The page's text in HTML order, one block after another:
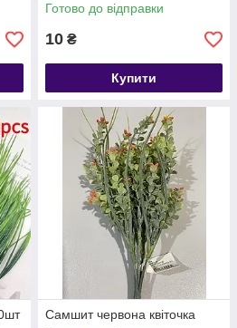
Готово до відправки
10 ₴
Купити
Самшит червона квіточка